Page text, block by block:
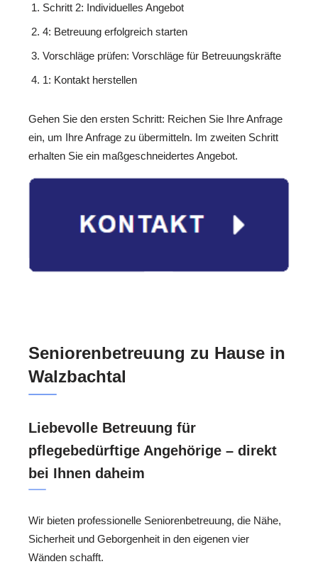
Schritt 2: Individuelles Angebot
4: Betreuung erfolgreich starten
Vorschläge prüfen: Vorschläge für Betreuungskräfte
1: Kontakt herstellen
Gehen Sie den ersten Schritt: Reichen Sie Ihre Anfrage
ein, um Ihre Anfrage zu übermitteln. Im zweiten Schritt
erhalten Sie ein maßgeschneidertes Angebot.
Seniorenbetreuung zu Hause in
Walzbachtal
Liebevolle Betreuung für
pflegebedürftige Angehörige – direkt
bei Ihnen daheim
Wir bieten professionelle Seniorenbetreuung, die Nähe,
Sicherheit und Geborgenheit in den eigenen vier
Wänden schafft.